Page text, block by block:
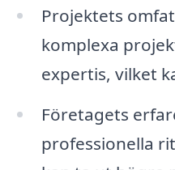
Projektets
komplexa
expertis, vilket
Företagets
professionella